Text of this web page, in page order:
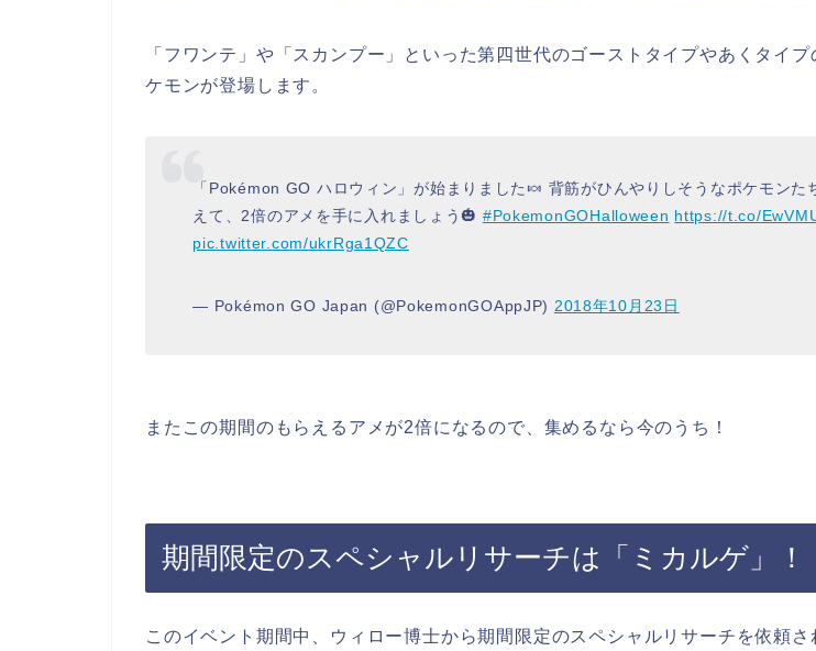
「フワンテ」や「スカンプー」といった第四世代のゴーストタイプやあくタイプ
ケモンが登場します。
「Pokémon GO ハロウィン」が始まりました🍬 背筋がひんやりしそうなポケモンた
えて、2倍のアメを手に入れましょう🎃 #PokemonGOHalloween https://t.co/
pic.twitter.com/ukrRga1QZC
— Pokémon GO Japan (@PokemonGOAppJP) 2018年10月23日
またこの期間のもらえるアメが2倍になるので、集めるなら今のうち！
期間限定のスペシャルリサーチは「ミカルゲ」！
このイベント期間中、ウィロー博士から期間限定のスペシャルリサーチを依頼さ